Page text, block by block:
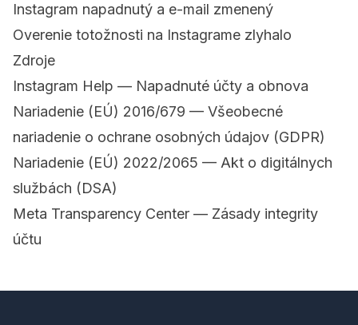
Instagram napadnutý a e-mail zmenený
Overenie totožnosti na Instagrame zlyhalo
Zdroje
Instagram Help — Napadnuté účty a obnova
Nariadenie (EÚ) 2016/679 — Všeobecné
nariadenie o ochrane osobných údajov (GDPR)
Nariadenie (EÚ) 2022/2065 — Akt o digitálnych
službách (DSA)
Meta Transparency Center — Zásady integrity
účtu